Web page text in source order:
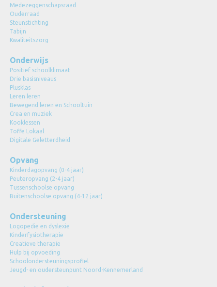
Medezeggenschapsraad
Ouderraad
Steunstichting
Tabijn
Kwaliteitszorg
Onderwijs
Positief schoolklimaat
Drie basisniveaus
Plusklas
Leren leren
Bewegend leren en Schooltuin
Crea en muziek
Kooklessen
Toffe Lokaal
Digitale Geletterdheid
Opvang
Kinderdagopvang (0-4 jaar)
Peuteropvang (2-4 jaar)
Tussenschoolse opvang
Buitenschoolse opvang (4-12 jaar)
Ondersteuning
Logopedie en dyslexie
Kinderfysiotherapie
Creatieve therapie
Hulp bij opvoeding
Schoolondersteuningsprofiel
Jeugd- en oudersteunpunt Noord-Kennemerland